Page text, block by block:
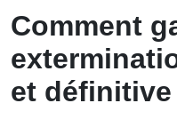
Comment
et définitive